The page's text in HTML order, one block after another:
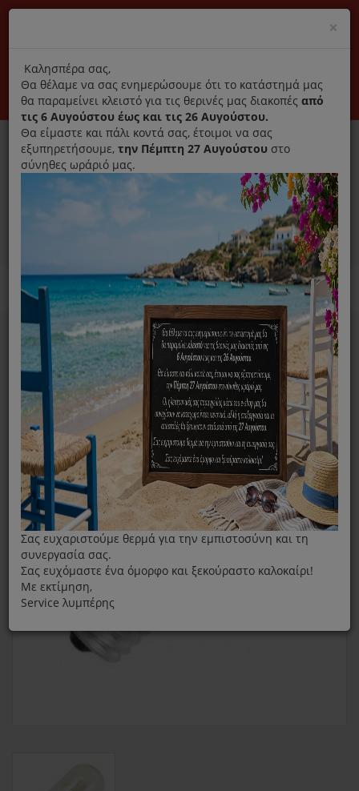
Αποκλειστικά γνήσια ανταλλακτικά
Σύνδεση Εγγραφή Εταιρεία Επικοινωνία
0
Ανταλλακτικά ηλεκτρικών συσκευών MENU
Home Ραπτομηχανή Λαμπάκι Βιδωτό Μεγάλο
×
title
Καλησπέρα σας,
Θα θέλαμε να σας ενημερώσουμε ότι το κατάστημά μας
θα παραμείνει κλειστό για τις θερινές μας διακοπές από
τις 6 Αυγούστου έως και τις 26 Αυγούστου.
Θα είμαστε και πάλι κοντά σας, έτοιμοι να σας
εξυπηρετήσουμε, την Πέμπτη 27 Αυγούστου στο
σύνηθες ωράριό μας.
Σας ευχαριστούμε θερμά για την εμπιστοσύνη και τη
συνεργασία σας.
Σας ευχόμαστε ένα όμορφο και ξεκούραστο καλοκαίρι!
Με εκτίμηση,
Service λυμπέρης